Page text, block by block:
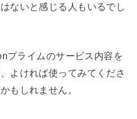
ないと感じる人もいるでし
プライムのサービス内容を
よければ使ってみてくださ
もしれません。